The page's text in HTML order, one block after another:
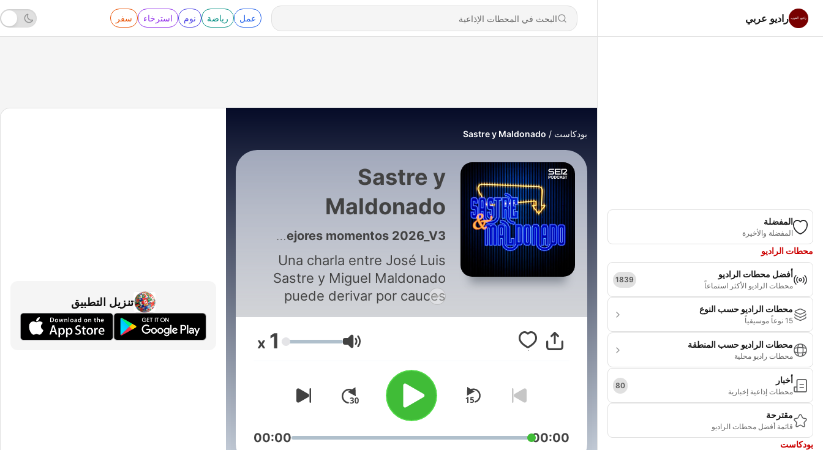
راديو عربي عمل رياضة نوم استرخاء سفر
المفضلة
المفضلة والأخيرة
محطات الراديو
أفضل محطات الراديو
محطات الراديو الأكثر استماعاً
1839
محطات الراديو حسب النوع
15 نوعاً موسيقياً
محطات الراديو حسب المنطقة
محطات راديو محلية
أخبار
محطات إذاعية إخبارية
80
مقترحة
قائمة أفضل محطات الراديو
بودكاست
بودكاست Sastre y Maldonado
Sastre y
Maldonado
126 - Sastre y Maldonado | Mejores momentos 2026_V3
Una charla entre José Luis
Sastre y Miguel Maldonado
puede derivar por cauces
imprevistos, derroteros
impensables y argumentos
que nunca imaginarías. En el
piloto, Sastre le preguntó a
Maldonado qué tendría este
podcast que no tuvieran los
demás: Que en otros podcasts
no estamos tú y yo. Y es
مستوى الصوت 1
00:00
00:00
تنزيل التطبيق